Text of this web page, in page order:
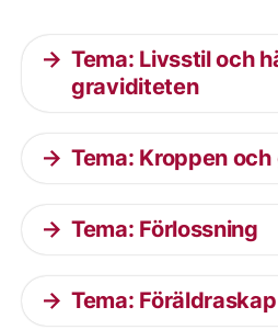
Tema: Livsstil och
graviditeten
Tema: Kroppen
Tema: Förlossning
Tema: Föräldraskap